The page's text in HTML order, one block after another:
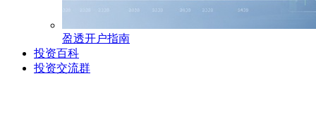
盈透开户指南
投资百科
投资交流群